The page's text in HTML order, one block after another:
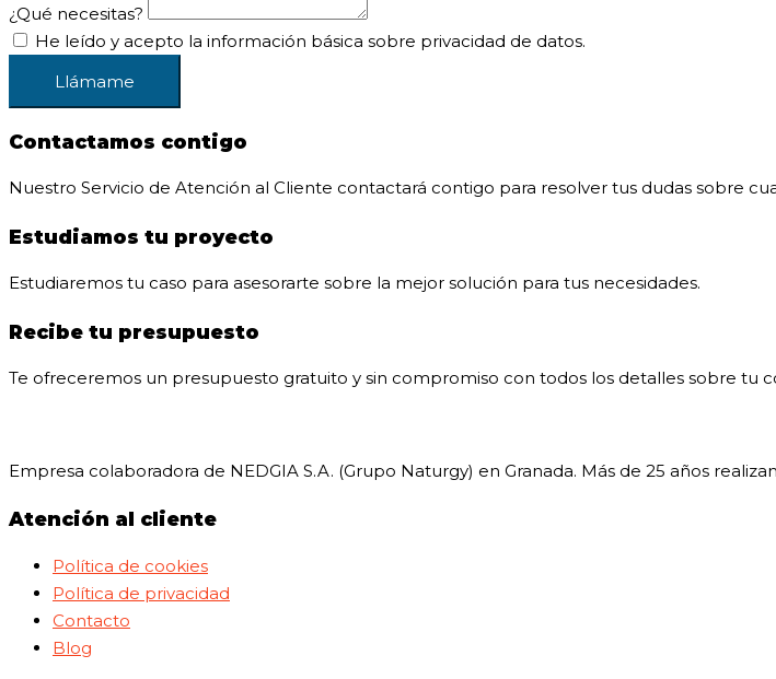
¿Qué necesitas?
He leído y acepto la información básica sobre privacidad de datos.
Llámame
Contactamos contigo
Nuestro Servicio de Atención al Cliente contactará contigo para resolver tus dudas sobre
Estudiamos tu proyecto
Estudiaremos tu caso para asesorarte sobre la mejor solución para tus necesidades.
Recibe tu presupuesto
Te ofreceremos un presupuesto gratuito y sin compromiso con todos los detalles sobre tu
Empresa colaboradora de NEDGIA S.A. (Grupo Naturgy) en Granada. Más de 25 años
Atención al cliente
Política de cookies
Política de privacidad
Contacto
Blog